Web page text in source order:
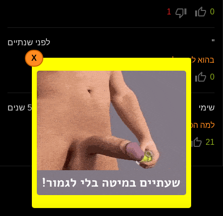
0
'' לפני שנתיים
בהוא לאשקלון
0
שימי לפני 5 שנים
למה הכל אם מוזיקה מה זה החרא הזה שמו סירטון שקט
21
X